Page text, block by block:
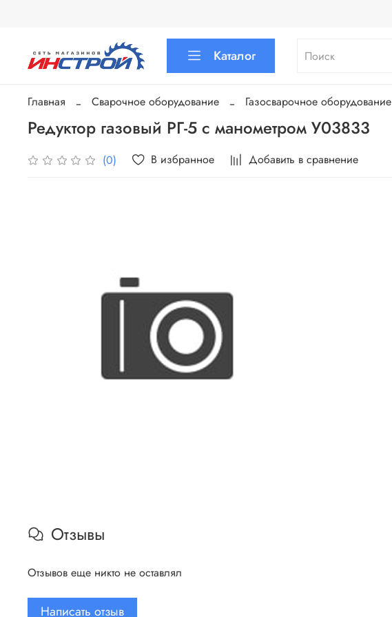
Каталог
Главная Сварочное оборудование Газосварочное оборудование
Редуктор газовый РГ-5 с манометром У03833
(0) В избранное Добавить в сравнение
Отзывы
Отзывов еще никто не оставлял
Написать отзыв